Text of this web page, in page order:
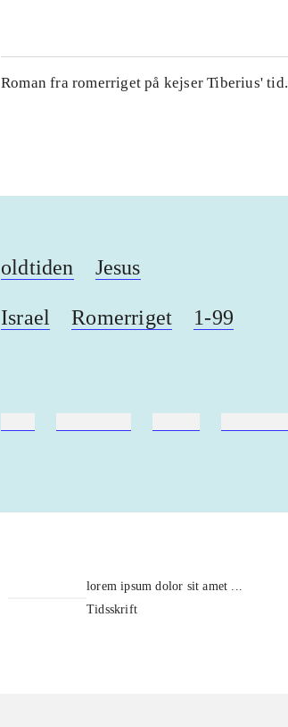
Roman fra romerriget på kejser Tiberius' tid.
oldtiden Jesus
Israel Romerriget 1-99
lorem ipsum dolor sit amet ...
Tidsskrift